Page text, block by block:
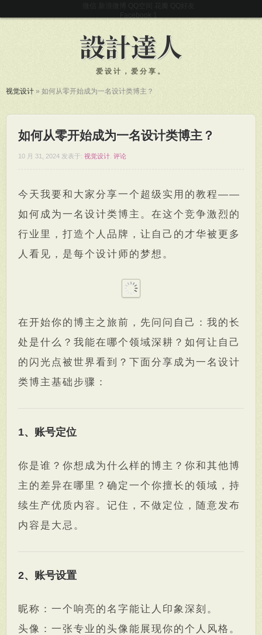
爱设计，爱分享。
视觉设计 » 如何从零开始成为一名设计类博主？
如何从零开始成为一名设计类博主？
10 月 31, 2024 发表于: 视觉设计 评论
今天我要和大家分享一个超级实用的教程——
如何成为一名设计类博主。在这个竞争激烈的
行业里，打造个人品牌，让自己的才华被更多
人看见，是每个设计师的梦想。
在开始你的博主之旅前，先问问自己：我的长
处是什么？我能在哪个领域深耕？如何让自己
的闪光点被世界看到？下面分享成为一名设计
类博主基础步骤：
1、账号定位
你是谁？你想成为什么样的博主？你和其他博
主的差异在哪里？确定一个你擅长的领域，持
续生产优质内容。记住，不做定位，随意发布
内容是大忌。
2、账号设置
昵称：一个响亮的名字能让人印象深刻。
头像：一张专业的头像能展现你的个人风格。